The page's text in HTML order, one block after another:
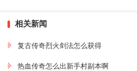
相关新闻
复古传奇烈火剑法怎么获得
热血传奇怎么出新手村副本啊